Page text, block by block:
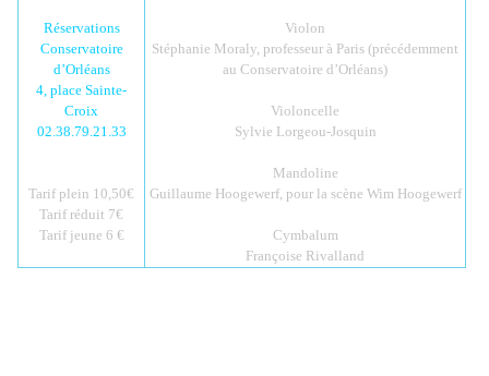
Réservations
Conservatoire
d’Orléans
4, place Sainte-
Croix
02.38.79.21.33
Tarif plein 10,50€
Tarif réduit 7€
Tarif jeune 6 €
Violon
Stéphanie Moraly, professeur à Paris (précédemment
au Conservatoire d’Orléans)
Violoncelle
Sylvie Lorgeou-Josquin
Mandoline
Guillaume Hoogewerf, pour la scène Wim Hoogewerf
Cymbalum
Françoise Rivalland